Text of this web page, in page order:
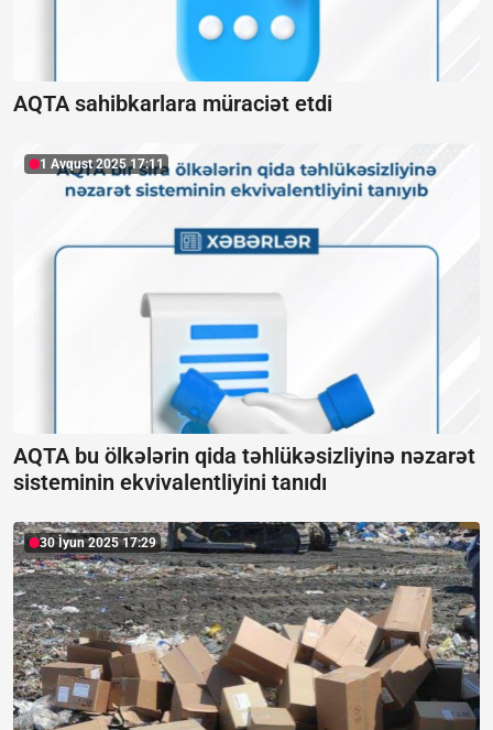
AQTA sahibkarlara müraciət etdi
1 Avqust 2025 17:11
AQTA bu ölkələrin qida təhlükəsizliyinə nəzarət
sisteminin ekvivalentliyini tanıdı
30 İyun 2025 17:29